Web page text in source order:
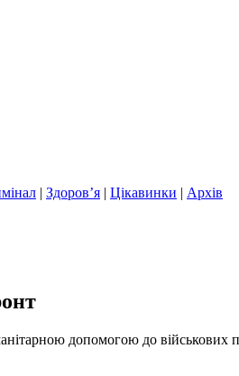
| Здоров’я | Цікавинки | Архів
допомогою до військових